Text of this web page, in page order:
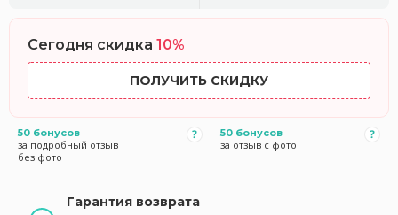
Сегодня скидка 10%
ПОЛУЧИТЬ СКИДКУ
50 бонусов
за подробный отзыв
без фото
50 бонусов
за отзыв с фото
Гарантия возврата